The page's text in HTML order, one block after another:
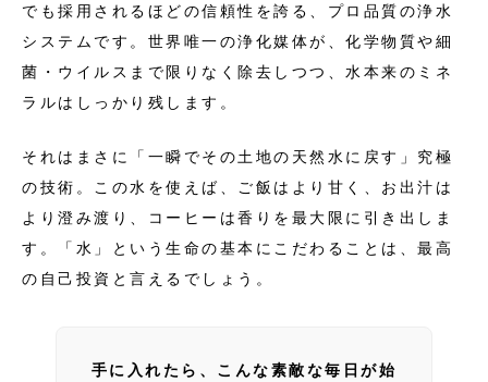
でも採用されるほどの信頼性を誇る、プロ品質の浄水
システムです。世界唯一の浄化媒体が、化学物質や細
菌・ウイルスまで限りなく除去しつつ、水本来のミネ
ラルはしっかり残します。
それはまさに「一瞬でその土地の天然水に戻す」究極
の技術。この水を使えば、ご飯はより甘く、お出汁は
より澄み渡り、コーヒーは香りを最大限に引き出しま
す。「水」という生命の基本にこだわることは、最高
の自己投資と言えるでしょう。
手に入れたら、こんな素敵な毎日が始